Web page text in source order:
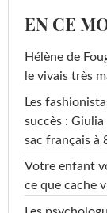
EN CE
Hélène de
le vivais très
Les
succès :
sac français à
Votre enfant
ce que cache